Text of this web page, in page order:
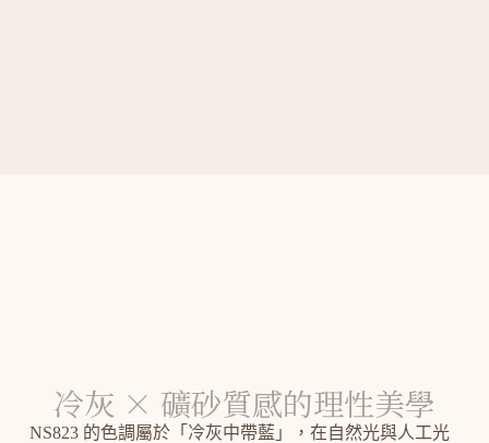
冷灰 × 礦砂質感的理性美學
NS823 的色調屬於「冷灰中帶藍」，在自然光與人工光